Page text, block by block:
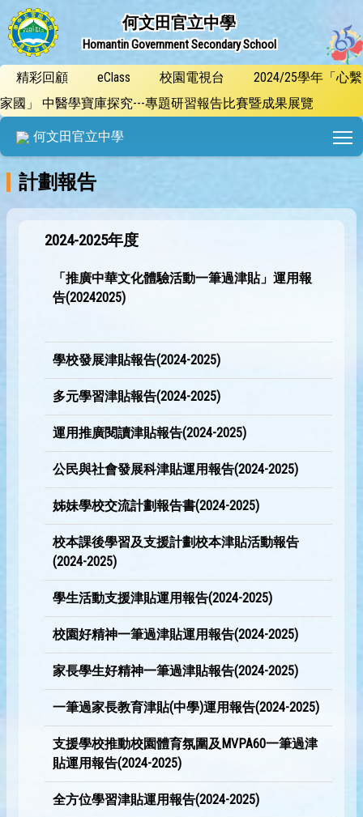
何文田官立中學
Homantin Government Secondary School
精彩回顧 eClass 校園電視台
2024/25學年「心繫
家國」 中醫學寶庫探究---專題研習報告比賽暨成果展覽
何文田官立中學
計劃報告
2024-2025年度
「推廣中華文化體驗活動一筆過津貼」運用報
告(20242025)
學校發展津貼報告(2024-2025)
多元學習津貼報告(2024-2025)
運用推廣閱讀津貼報告(2024-2025)
公民與社會發展科津貼運用報告(2024-2025)
姊妹學校交流計劃報告書(2024-2025)
校本課後學習及支援計劃校本津貼活動報告
(2024-2025)
學生活動支援津貼運用報告(2024-2025)
校園好精神一筆過津貼運用報告(2024-2025)
家長學生好精神一筆過津貼報告(2024-2025)
一筆過家長教育津貼(中學)運用報告(2024-2025)
支援學校推動校園體育氛圍及MVPA60一筆過津
貼運用報告(2024-2025)
全方位學習津貼運用報告(2024-2025)